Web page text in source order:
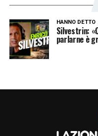
HANNO DETTO
Silvestrin:
parlarne è